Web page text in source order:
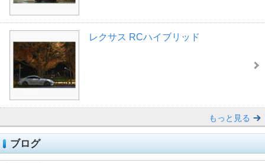
レクサス RCハイブリッド
もっと見る
ブログ